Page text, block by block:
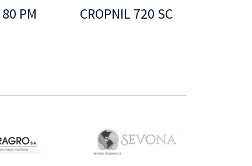
PM CROPNIL 720 SC